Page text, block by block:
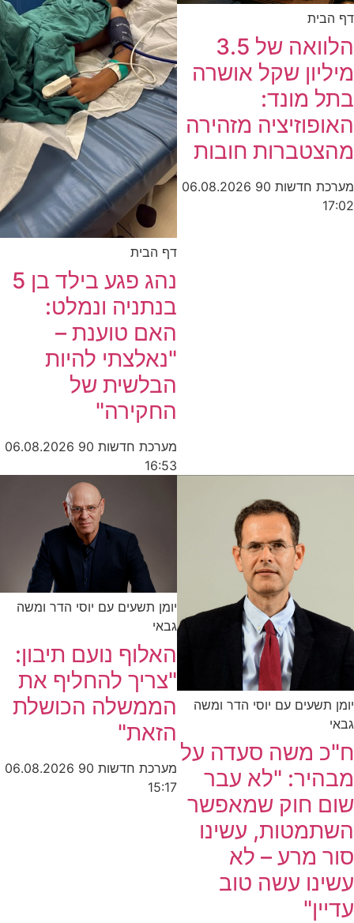
דף הבית
הלוואה של 3.5
מיליון שקל אושרה
בתל מונד:
האופוזיציה מזהירה
מהצטברות חובות
מערכת חדשות 90
06.08.2026
17:02
דף הבית
נהג פגע בילד בן 5
בנתניה ונמלט:
האם טוענת –
"נאלצתי להיות
הבלשית של
החקירה"
מערכת חדשות 90
06.08.2026
16:53
יומן תשעים עם יוסי הדר ומשה
גבאי
ח"כ משה סעדה על
מבהיר: "לא עבר
שום חוק שמאפשר
השתמטות, עשינו
סור מרע – לא
עשינו עשה טוב
עדיין"
יומן תשעים עם יוסי הדר ומשה
גבאי
האלוף נועם תיבון:
"צריך להחליף את
הממשלה הכושלת
הזאת"
מערכת חדשות 90
06.08.2026
15:17